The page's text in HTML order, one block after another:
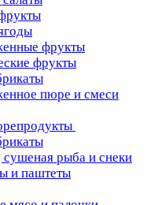
фрукты
фрукты
пюре и смеси
сушеная рыба и снеки
и паштеты